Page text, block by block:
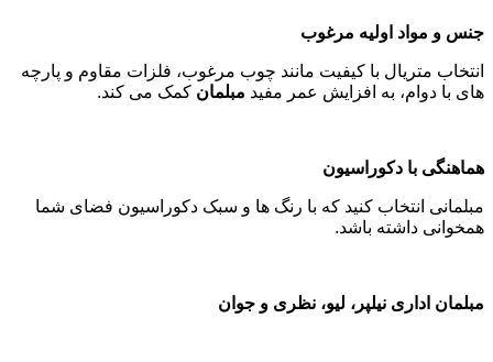
جنس و مواد اولیه مرغوب
انتخاب متریال با کیفیت مانند چوب مرغوب، فلزات مقاوم و پارچه
های با دوام، به افزایش عمر مفید مبلمان کمک می کند.
هماهنگی با دکوراسیون
مبلمانی انتخاب کنید که با رنگ ها و سبک دکوراسیون فضای شما
همخوانی داشته باشد.
مبلمان اداری نیلپر، لیو، نظری و جوان